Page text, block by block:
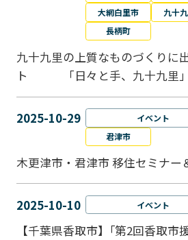
大網白里市
九十
長柄町
九十九里の上質なものづくりに
ト 「日々と手、九十九里
2025-10-29 イベント
君津市
木更津市・君津市 移住セミナー
2025-10-10 イベント
【千葉県香取市】｢第2回香取市